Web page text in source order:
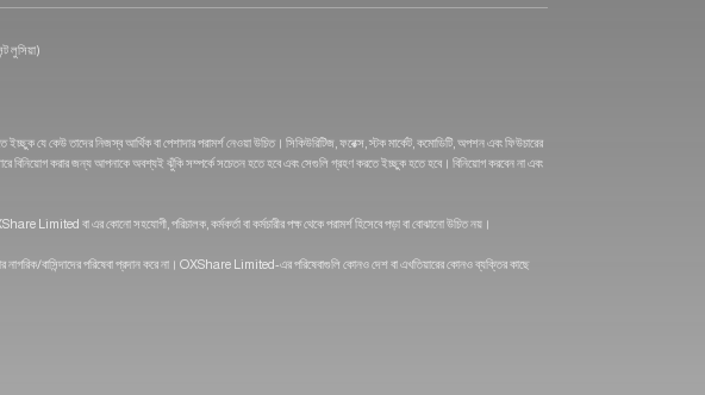
লুসিয়া)
যে কেউ তাদের নিজস্ব আর্থিক বা পেশাদার পরামর্শ নেওয়া উচিত। সিকিউরিটিজ, ফরেক্স, স্টক মার্কেট, কমোডিটি, অপশন এবং ফিউচারের
বিনিয়োগ করার জন্য আপনাকে অবশ্যই ঝুঁকি সম্পর্কে সচেতন হতে হবে এবং সেগুলি গ্রহণ করতে ইচ্ছুক হতে হবে। বিনিয়োগ করবেন না এবং
Limited বা এর কোনো সহযোগী, পরিচালক, কর্মকর্তা বা কর্মচারীর পক্ষ থেকে পরামর্শ হিসেবে পড়া বা বোঝানো উচিত নয়।
বাসিন্দাদের পরিষেবা প্রদান করে না। OXShare Limited-এর পরিষেবাগুলি কোনও দেশ বা এখতিয়ারের কোনও ব্যক্তির কাছে